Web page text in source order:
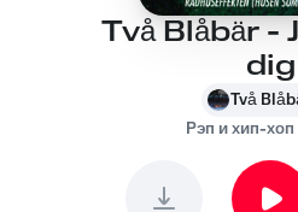
Två Blåbär -
dig
Två
Рэп и хип-хоп